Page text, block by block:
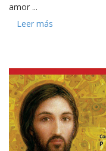
amor ...
Leer más